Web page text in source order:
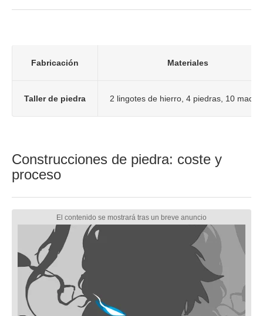
Fabricación Materiales
Taller de piedra 2 lingotes de hierro, 4 piedras, 10
Construcciones de piedra: coste y
proceso